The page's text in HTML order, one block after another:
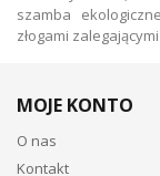
szamba
złogami
MOJE KONTO
O nas
Kontakt